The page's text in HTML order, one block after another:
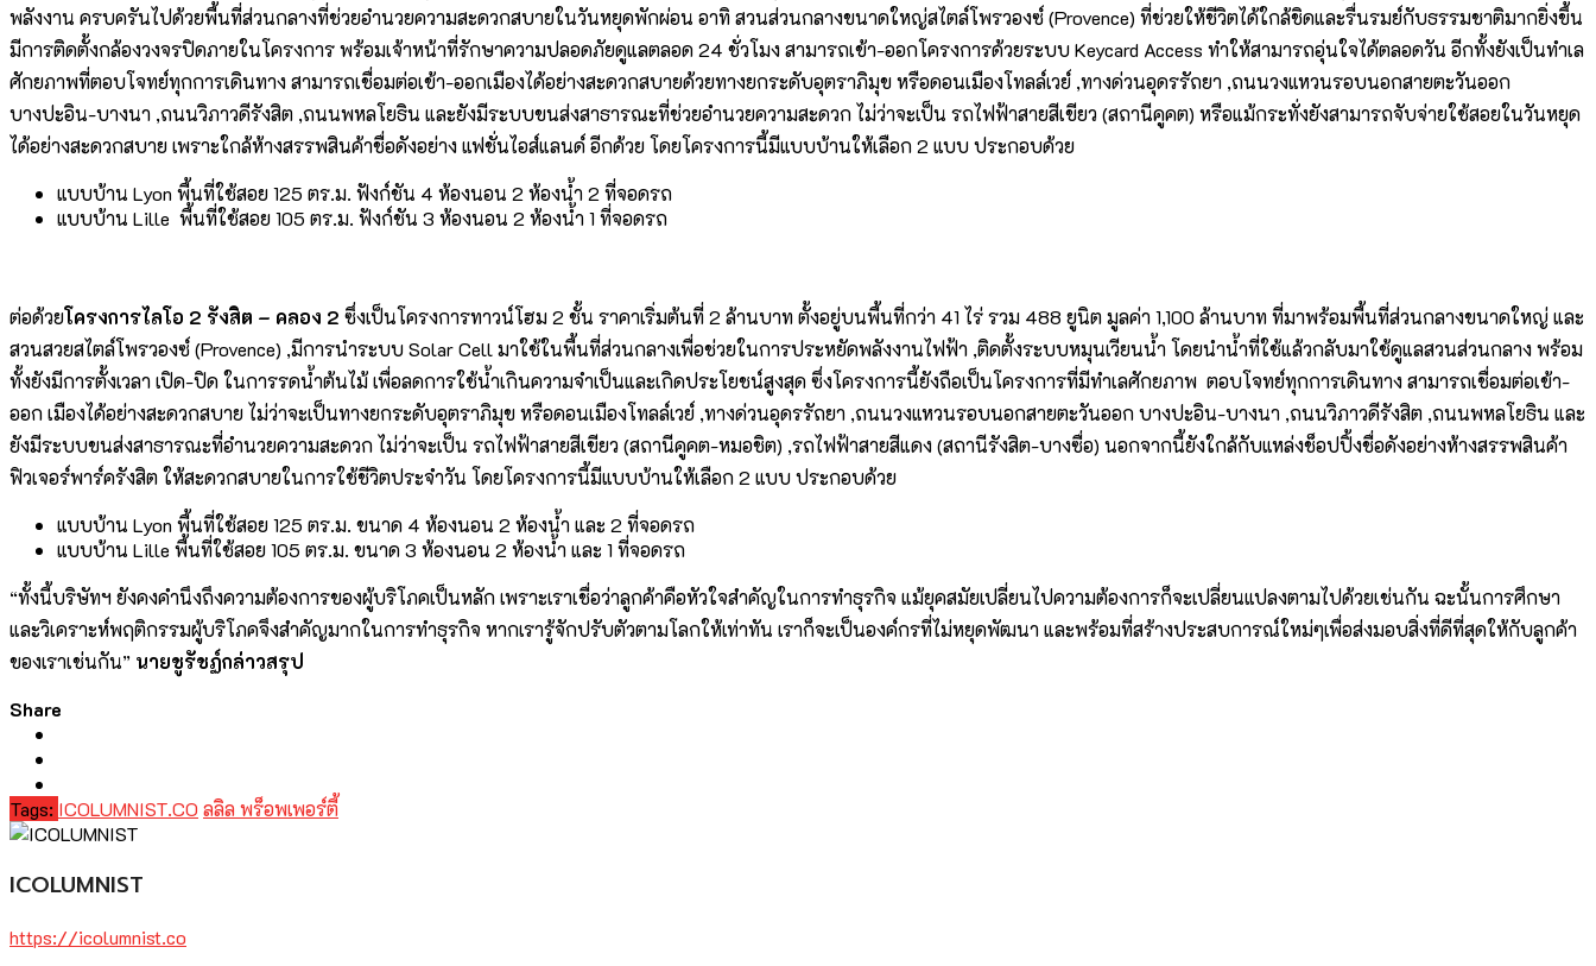
พลังงาน ครบครันไปด้วยพื้นที่ส่วนกลางที่ช่วยอำนวยความสะดวกสบายในวันหยุดพักผ่อน อาทิ สวนส่วนกลางขนาดใหญ่สไตล์โพรวองซ์ (Provence) ที่ช่วยให้ชีวิตได้ใกล้ชิดและรื่นรมย์กับธรรมชาติมากยิ่งขึ้น
มีการติดตั้งกล้องวงจรปิดภายในโครงการ พร้อมเจ้าหน้าที่รักษาความปลอดภัยดูแลตลอด 24 ชั่วโมง สามารถเข้า-ออกโครงการด้วยระบบ Keycard Access ทำให้สามารถอุ่นใจได้ตลอดวัน อีกทั้งยังเป็นทำเล
ศักยภาพที่ตอบโจทย์ทุกการเดินทาง สามารถเชื่อมต่อเข้า-ออกเมืองได้อย่างสะดวกสบายด้วยทางยกระดับอุตราภิมุข หรือดอนเมืองโทลล์เวย์ ,ทางด่วนอุดรรัถยา ,ถนนวงแหวนรอบนอกสายตะวันออก
บางปะอิน-บางนา ,ถนนวิภาวดีรังสิต ,ถนนพหลโยธิน และยังมีระบบขนส่งสาธารณะที่ช่วยอำนวยความสะดวก ไม่ว่าจะเป็น รถไฟฟ้าสายสีเขียว (สถานีคูคต) หรือแม้กระทั่งยังสามารถจับจ่ายใช้สอยในวันหยุด
ได้อย่างสะดวกสบาย เพราะใกล้ห้างสรรพสินค้าชื่อดังอย่าง แฟชั่นไอส์แลนด์ อีกด้วย โดยโครงการนี้มีแบบบ้านให้เลือก 2 แบบ ประกอบด้วย
แบบบ้าน Lyon พื้นที่ใช้สอย 125 ตร.ม. ฟังก์ชัน 4 ห้องนอน 2 ห้องน้ำ 2 ที่จอดรถ
แบบบ้าน Lille พื้นที่ใช้สอย 105 ตร.ม. ฟังก์ชัน 3 ห้องนอน 2 ห้องน้ำ 1 ที่จอดรถ
ต่อด้วยโครงการไลโอ 2 รังสิต – คลอง 2 ซึ่งเป็นโครงการทาวน์โฮม 2 ชั้น ราคาเริ่มต้นที่ 2 ล้านบาท ตั้งอยู่บนพื้นที่กว่า 41 ไร่ รวม 488 ยูนิต มูลค่า 1,100 ล้านบาท ที่มาพร้อมพื้นที่ส่วนกลางขนาดใหญ่ และ
สวนสวยสไตล์โพรวองซ์ (Provence) ,มีการนำระบบ Solar Cell มาใช้ในพื้นที่ส่วนกลางเพื่อช่วยในการประหยัดพลังงานไฟฟ้า ,ติดตั้งระบบหมุนเวียนน้ำ โดยนำน้ำที่ใช้แล้วกลับมาใช้ดูแลสวนส่วนกลาง พร้อม
ทั้งยังมีการตั้งเวลา เปิด-ปิด ในการรดน้ำต้นไม้ เพื่อลดการใช้น้ำเกินความจำเป็นและเกิดประโยชน์สูงสุด ซึ่งโครงการนี้ยังถือเป็นโครงการที่มีทำเลศักยภาพ ตอบโจทย์ทุกการเดินทาง สามารถเชื่อมต่อเข้า-
ออก เมืองได้อย่างสะดวกสบาย ไม่ว่าจะเป็นทางยกระดับอุตราภิมุข หรือดอนเมืองโทลล์เวย์ ,ทางด่วนอุดรรัถยา ,ถนนวงแหวนรอบนอกสายตะวันออก บางปะอิน-บางนา ,ถนนวิภาวดีรังสิต ,ถนนพหลโยธิน และ
ยังมีระบบขนส่งสาธารณะที่อำนวยความสะดวก ไม่ว่าจะเป็น รถไฟฟ้าสายสีเขียว (สถานีคูคต-หมอชิต) ,รถไฟฟ้าสายสีแดง (สถานีรังสิต-บางซื่อ) นอกจากนี้ยังใกล้กับแหล่งช็อปปิ้งชื่อดังอย่างห้างสรรพสินค้า
ฟิวเจอร์พาร์ครังสิต ให้สะดวกสบายในการใช้ชีวิตประจำวัน โดยโครงการนี้มีแบบบ้านให้เลือก 2 แบบ ประกอบด้วย
แบบบ้าน Lyon พื้นที่ใช้สอย 125 ตร.ม. ขนาด 4 ห้องนอน 2 ห้องน้ำ และ 2 ที่จอดรถ
แบบบ้าน Lille พื้นที่ใช้สอย 105 ตร.ม. ขนาด 3 ห้องนอน 2 ห้องน้ำ และ 1 ที่จอดรถ
“ทั้งนี้บริษัทฯ ยังคงคำนึงถึงความต้องการของผู้บริโภคเป็นหลัก เพราะเราเชื่อว่าลูกค้าคือหัวใจสำคัญในการทำธุรกิจ แม้ยุคสมัยเปลี่ยนไปความต้องการก็จะเปลี่ยนแปลงตามไปด้วยเช่นกัน ฉะนั้นการศึกษา
และวิเคราะห์พฤติกรรมผู้บริโภคจึงสำคัญมากในการทำธุรกิจ หากเรารู้จักปรับตัวตามโลกให้เท่าทัน เราก็จะเป็นองค์กรที่ไม่หยุดพัฒนา และพร้อมที่สร้างประสบการณ์ใหม่ๆเพื่อส่งมอบสิ่งที่ดีที่สุดให้กับลูกค้า
ของเราเช่นกัน” นายชูรัชฏ์กล่าวสรุป
Share
Tags: ICOLUMNIST.CO ลลิล พร็อพเพอร์ตี้
ICOLUMNIST
https://icolumnist.co